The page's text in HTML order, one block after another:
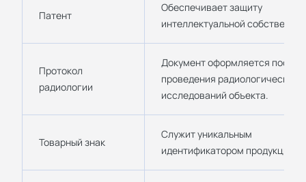
Патент
Обеспечивает защиту
интеллектуальной
Протокол
радиологии
Документ оформляется после
проведения радиологических
исследований объекта.
Товарный знак
Служит уникальным
идентификатором продукции.